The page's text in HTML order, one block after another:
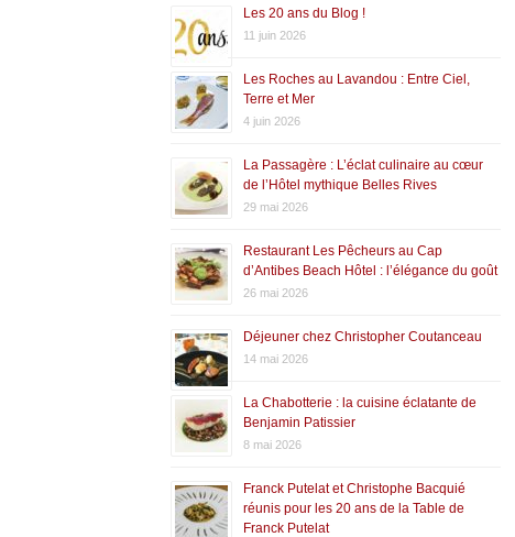
Les 20 ans du Blog !
11 juin 2026
Les Roches au Lavandou : Entre Ciel,
Terre et Mer
4 juin 2026
La Passagère : L’éclat culinaire au cœur
de l’Hôtel mythique Belles Rives
29 mai 2026
Restaurant Les Pêcheurs au Cap
d’Antibes Beach Hôtel : l’élégance du goût
26 mai 2026
Déjeuner chez Christopher Coutanceau
14 mai 2026
La Chabotterie : la cuisine éclatante de
Benjamin Patissier
8 mai 2026
Franck Putelat et Christophe Bacquié
réunis pour les 20 ans de la Table de
Franck Putelat